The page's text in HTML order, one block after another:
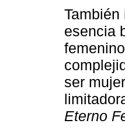
esencia
ser
Eterno